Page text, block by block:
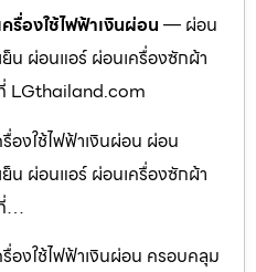
รื่องใช้ไฟฟ้าเงินผ่อน — ผ่อน
น ผ่อนแอร์ ผ่อนเครื่องซักผ้า
LGthailand.com
องใช้ไฟฟ้าเงินผ่อน ผ่อน
น ผ่อนแอร์ ผ่อนเครื่องซักผ้า
…
องใช้ไฟฟ้าเงินผ่อน ครอบคลุม